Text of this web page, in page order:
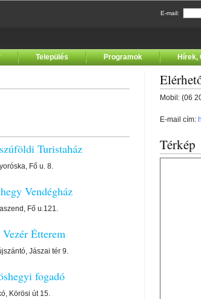
E-mail:
Település Programok Hírek,
Turistaház
Fő u. 8.
Vendégház
Fő u.121.
Étterem
Jászai tér 9.
fogadó
Körösi út 15.
Mobil: (06
E-mail cím:
Térkép